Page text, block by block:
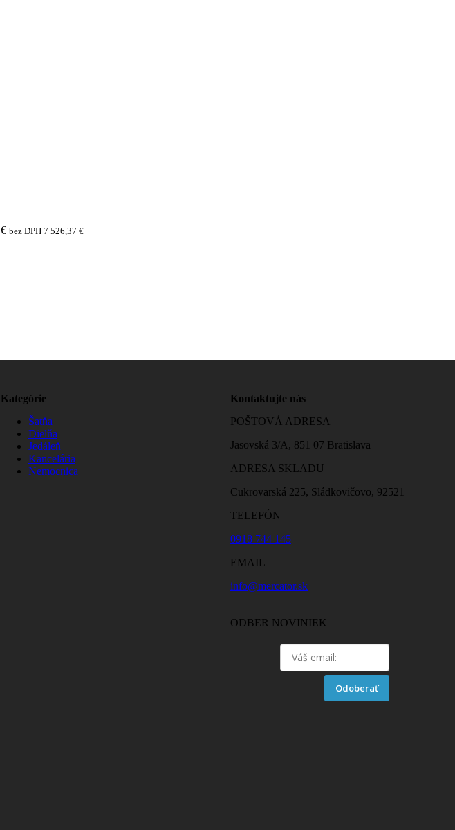
€ bez DPH 7 526,37 €
Kategórie
Šatňa
Dielňa
Jedáleň
Kancelária
Nemocnica
Kontaktujte nás
POŠTOVÁ ADRESA
Jasovská 3/A, 851 07 Bratislava
ADRESA SKLADU
Cukrovarská 225, Sládkovičovo, 92521
TELEFÓN
0918 744 145
EMAIL
info@mercator.sk
ODBER NOVINIEK
Odoberať